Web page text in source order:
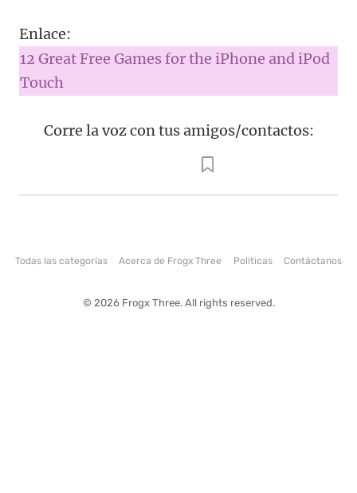
Enlace:
12 Great Free Games for the iPhone and iPod
Touch
Corre la voz con tus amigos/contactos:
Todas las categorías Acerca de Frogx Three Politicas Contáctanos
© 2026 Frogx Three. All rights reserved.